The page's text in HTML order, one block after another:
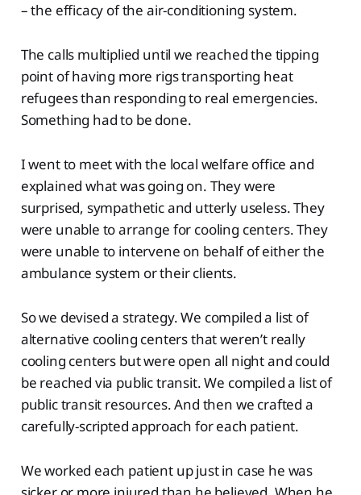
– the efficacy of the air-conditioning system.
The calls multiplied until we reached the tipping
point of having more rigs transporting heat
refugees than responding to real emergencies.
Something had to be done.
I went to meet with the local welfare office and
explained what was going on. They were
surprised, sympathetic and utterly useless. They
were unable to arrange for cooling centers. They
were unable to intervene on behalf of either the
ambulance system or their clients.
So we devised a strategy. We compiled a list of
alternative cooling centers that weren’t really
cooling centers but were open all night and could
be reached via public transit. We compiled a list of
public transit resources. And then we crafted a
carefully-scripted approach for each patient.
We worked each patient up just in case he was